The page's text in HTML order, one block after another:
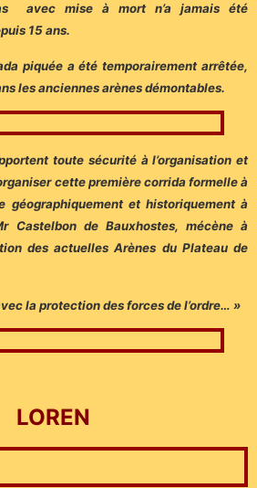
avec mise à mort n’a jamais été
15 ans.
piquée a été temporairement arrêtée,
les anciennes arènes démontables.
toute sécurité à l’organisation et
cette première corrida formelle à
géographiquement et historiquement à
Castelbon de Bauxhostes, mécène à
des actuelles Arènes du Plateau de
la protection des forces de l’ordre… »
LOREN